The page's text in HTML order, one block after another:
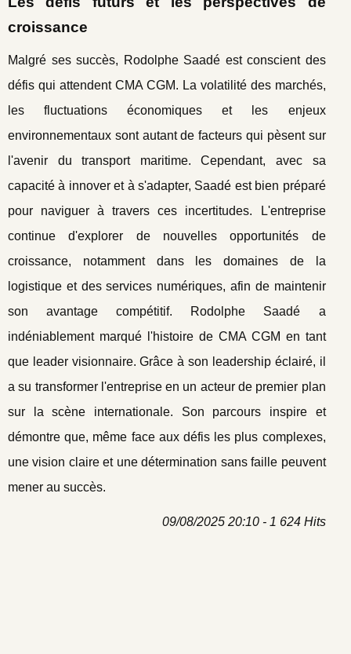
croissance
Malgré ses succès, Rodolphe Saadé est conscient des
défis qui attendent CMA CGM. La volatilité des marchés,
les fluctuations économiques et les enjeux
environnementaux sont autant de facteurs qui pèsent sur
l'avenir du transport maritime. Cependant, avec sa
capacité à innover et à s'adapter, Saadé est bien préparé
pour naviguer à travers ces incertitudes. L'entreprise
continue d'explorer de nouvelles opportunités de
croissance, notamment dans les domaines de la
logistique et des services numériques, afin de maintenir
son avantage compétitif. Rodolphe Saadé a
indéniablement marqué l'histoire de CMA CGM en tant
que leader visionnaire. Grâce à son leadership éclairé, il
a su transformer l'entreprise en un acteur de premier plan
sur la scène internationale. Son parcours inspire et
démontre que, même face aux défis les plus complexes,
une vision claire et une détermination sans faille peuvent
mener au succès.
09/08/2025 20:10 - 1 624 Hits